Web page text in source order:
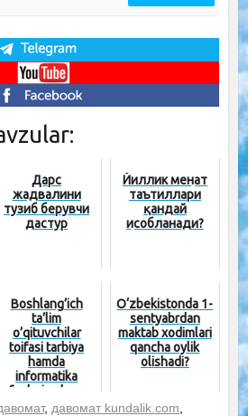
Дарс
жадвалини
тузиб берувчи
дастур
Йиллик меҳнат
таътиллари
қандай
ҳисобланади?
Boshlang’ich
ta’lim
o’qituvchilar
toifasi tarbiya
hamda
informatika
fanlariga ham
tatbiq etiladi[:...
O‘zbekistonda 1-
sentyabrdan
maktab xodimlari
qancha oylik
olishadi?
, давомат kundalik.com